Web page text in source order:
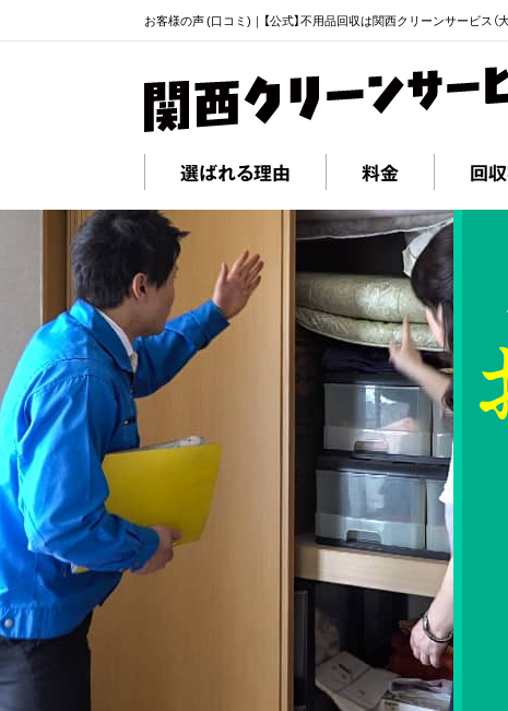
お客様の声 (口コミ)｜【公式】不用品回収は関西クリーンサービス（
選ばれる理由 料金 回